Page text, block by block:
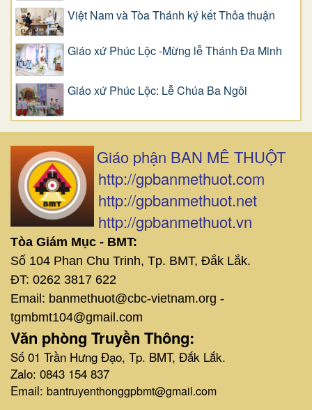
Việt Nam và Tòa Thánh ký kết Thỏa thuận
Giáo xứ Phúc Lộc -Mừng lễ Thánh Đa Minh
Giáo xứ Phúc Lộc: Lễ Chúa Ba Ngôi
Giáo phận BAN MÊ THUỘT
http://gpbanmethuot.com
http://gpbanmethuot.net
http://gpbanmethuot.vn
Tòa Giám Mục - BMT:
Số 104 Phan Chu Trinh, Tp. BMT, Đắk Lắk.
ĐT: 0262 3817 622
Email: banmethuot@cbc-vietnam.org -
tgmbmt104@gmail.com
Văn phòng Truyền Thông:
Số 01 Trần Hưng Đạo, Tp. BMT, Đắk Lắk.
Zalo: 0843 154 837
Email: bantruyenthonggpbmt@gmail.com